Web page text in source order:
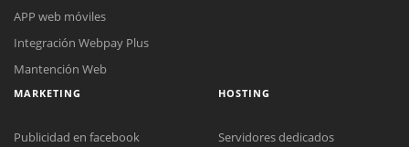
APP web móviles
Integración Webpay Plus
Mantención Web
MARKETING
Publicidad en facebook
HOSTING
Servidores dedicados